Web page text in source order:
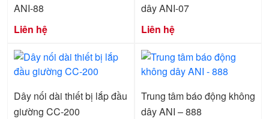
ANI-88
Liên hệ
dây ANI-07
Liên hệ
Dây nối dài thiết bị lắp đầu
giường CC-200
Trung tâm báo động không
dây ANI – 888